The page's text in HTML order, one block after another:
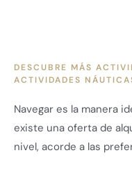
DESCUBRE MÁS
ACTIVIDADES
Navegar es la manera
existe una oferta de
nivel, acorde a las